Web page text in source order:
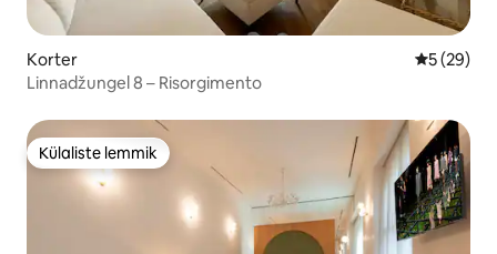
Korter Keskmine
5 (29)
Linnadžungel 8 – Risorgimento
Külaliste lemmik
Külaliste lemmik